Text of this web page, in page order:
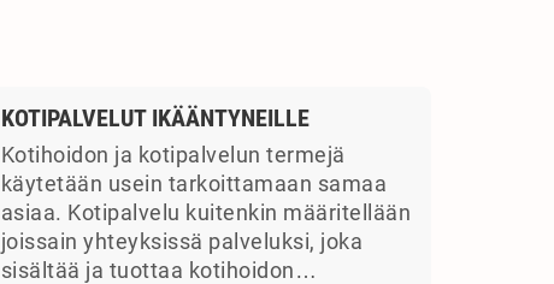
KOTIPALVELUT IKÄÄNTYNEILLE
Kotihoidon ja kotipalvelun termejä
käytetään usein tarkoittamaan samaa
asiaa. Kotipalvelu kuitenkin määritellään
joissain yhteyksissä palveluksi, joka
sisältää ja tuottaa kotihoidon…